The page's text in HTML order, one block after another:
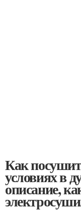
Как
условиях в
описание,